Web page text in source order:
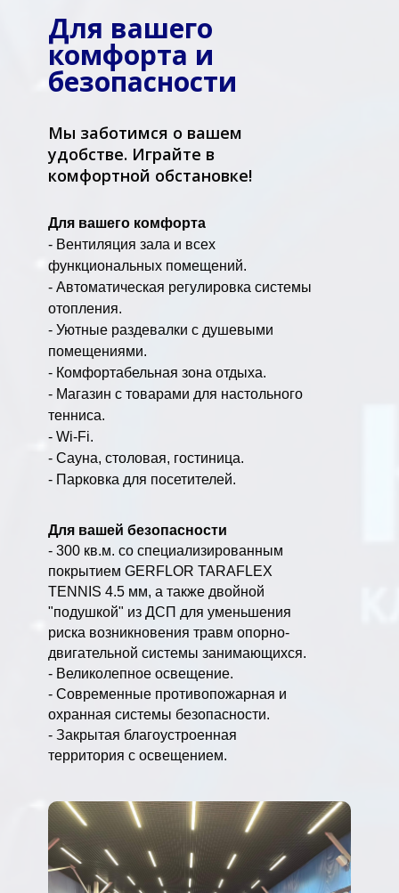
Для вашего
комфорта и
безопасности
Мы заботимся о вашем
удобстве. Играйте в
комфортной обстановке!
Для вашего комфорта
- Вентиляция зала и всех
функциональных помещений.
- Автоматическая регулировка системы
отопления.
- Уютные раздевалки с душевыми
помещениями.
- Комфортабельная зона отдыха.
- Магазин с товарами для настольного
тенниса.
- Wi-Fi.
- Сауна, столовая, гостиница.
- Парковка для посетителей.
Для вашей безопасности
- 300 кв.м. со специализированным
покрытием GERFLOR TARAFLEX
TENNIS 4.5 мм, а также двойной
"подушкой" из ДСП для уменьшения
риска возникновения травм опорно-
двигательной системы занимающихся.
- Великолепное освещение.
- Современные противопожарная и
охранная системы безопасности.
- Закрытая благоустроенная
территория с освещением.